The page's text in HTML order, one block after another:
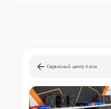
Сервисный центр Aorus